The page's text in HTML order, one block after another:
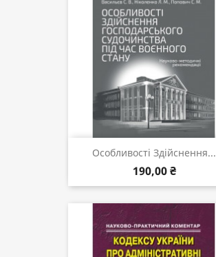
Особливості Здійснення...
190,00 ₴